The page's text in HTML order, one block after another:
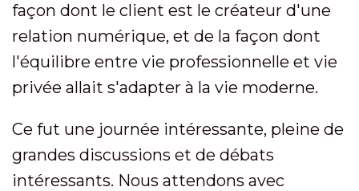
façon dont le client est le créateur d'une
relation numérique, et de la façon dont
l'équilibre entre vie professionnelle et vie
privée allait s'adapter à la vie moderne.
Ce fut une journée intéressante, pleine de
grandes discussions et de débats
intéressants. Nous attendons avec